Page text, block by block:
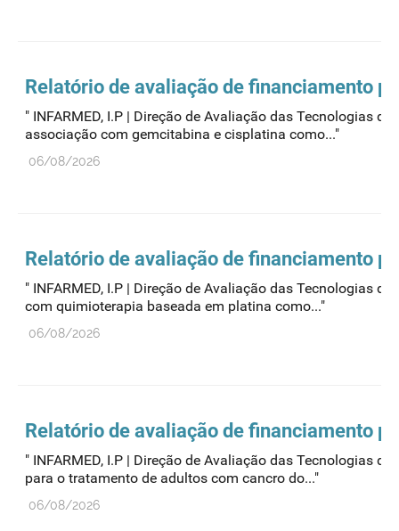
Relatório de avaliação de financiamento
" INFARMED, I.P | Direção de Avaliação das Tecnologias de
associação com gemcitabina e cisplatina como..."
06/08/2026
Relatório de avaliação de financiamento
" INFARMED, I.P | Direção de Avaliação das Tecnologias de
com quimioterapia baseada em platina como..."
06/08/2026
Relatório de avaliação de financiamento
" INFARMED, I.P | Direção de Avaliação das Tecnologias
para o tratamento de adultos com cancro do..."
06/08/2026